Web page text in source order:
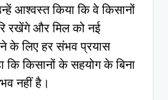
आश्वस्त किया कि वे किसानों
रखेंगे और मिल को नई
के लिए हर संभव प्रयास
कि किसानों के सहयोग के बिना
नहीं है।